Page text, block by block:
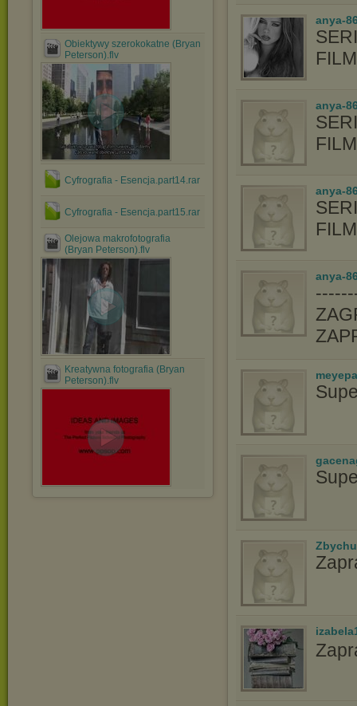
Obiektywy szerokokatne (Bryan
Peterson).flv
Cyfrografia - Esencja.part14.rar
Cyfrografia - Esencja.part15.rar
Olejowa makrofotografia
(Bryan Peterson).flv
Kreatywna fotografia (Bryan
Peterson).flv
anya-
anya-
anya-
anya-